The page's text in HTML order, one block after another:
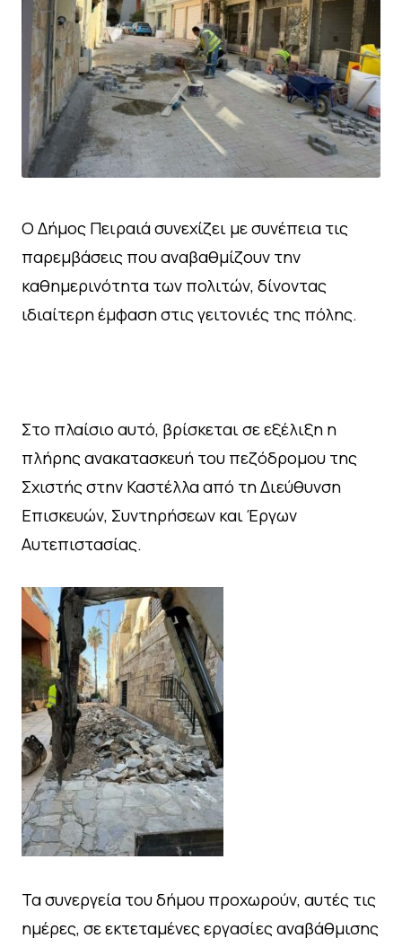
Ο Δήμος Πειραιά συνεχίζει με συνέπεια τις
παρεμβάσεις που αναβαθμίζουν την
καθημερινότητα των πολιτών, δίνοντας
ιδιαίτερη έμφαση στις γειτονιές της πόλης.
Στο πλαίσιο αυτό, βρίσκεται σε εξέλιξη η
πλήρης ανακατασκευή του πεζόδρομου της
Σχιστής στην Καστέλλα από τη Διεύθυνση
Επισκευών, Συντηρήσεων και Έργων
Αυτεπιστασίας.
Τα συνεργεία του δήμου προχωρούν, αυτές τις
ημέρες, σε εκτεταμένες εργασίες αναβάθμισης